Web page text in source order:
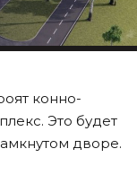
конно-
Это будет
дворе.